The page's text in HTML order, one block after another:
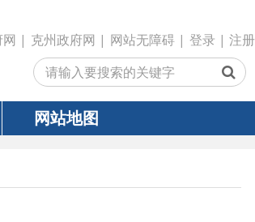
网站无障碍| 登录 | 注册